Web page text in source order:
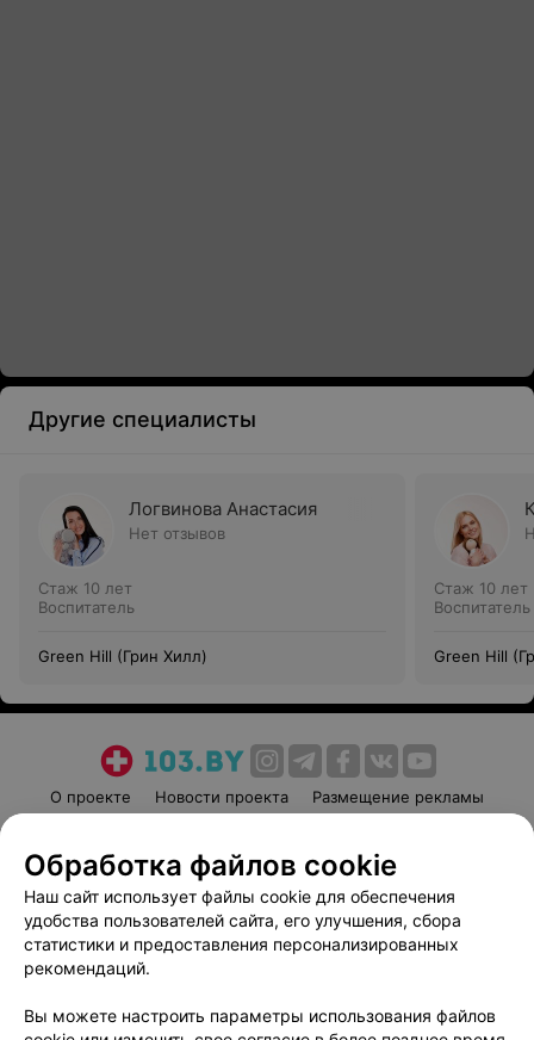
Другие специалисты
Логвинова Анастасия
Нет отзывов
Стаж 10 лет
Воспитатель
Green Hill (Грин Хилл)
Стаж 10 лет
Воспитатель
Green Hill
О проекте Новости проекта
Размещение рекламы
Пользовательское соглашение
Способы оплаты
Вакансии
Партнеры
Написать руководителю 103.by
Обработка персональных данных
Обработка файлов cookie
Наш сайт использует файлы cookie для обеспечения
удобства пользователей сайта, его улучшения, сбора
статистики и предоставления персонализированных
рекомендаций.
Вы можете настроить параметры использования файлов